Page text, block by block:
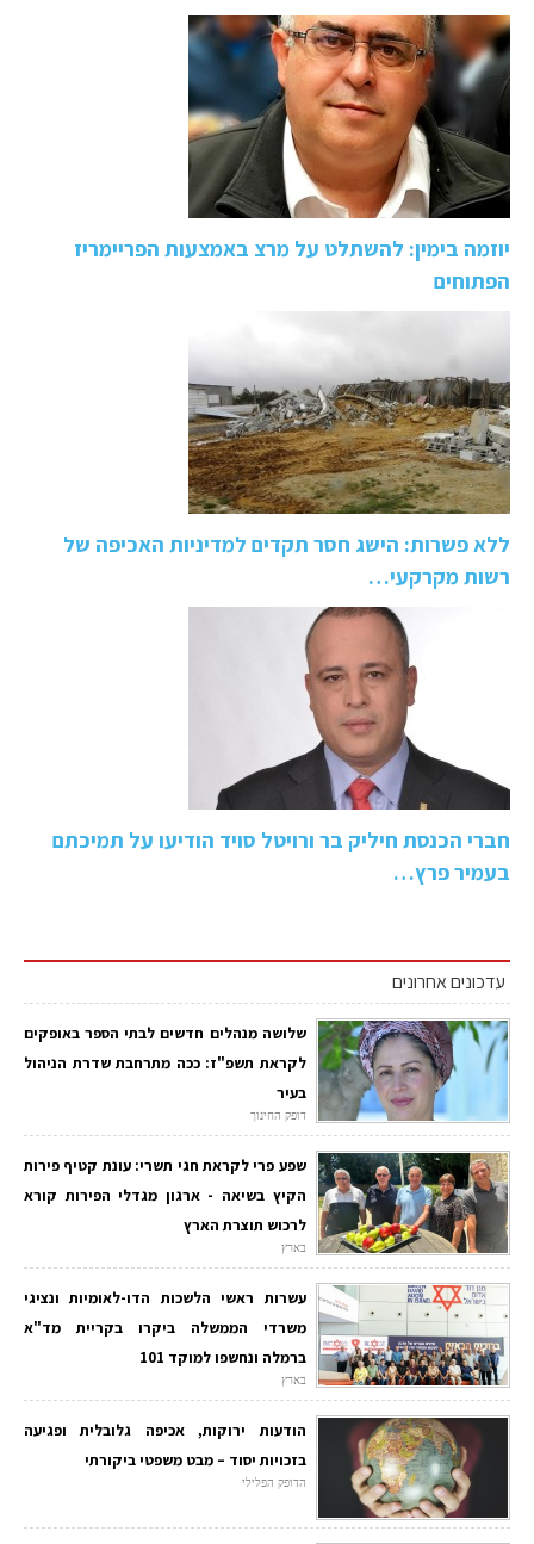
יוזמה בימין: להשתלט על מרצ באמצעות הפריימריז
הפתוחים
ללא פשרות: הישג חסר תקדים למדיניות האכיפה של
רשות מקרקעי…
חברי הכנסת חיליק בר ורויטל סויד הודיעו על תמיכתם
בעמיר פרץ…
עדכונים אחרונים
שלושה מנהלים חדשים לבתי הספר באופקים
לקראת תשפ"ז: ככה מתרחבת שדרת הניהול
בעיר
דופק החינוך
שפע פרי לקראת חגי תשרי: עונת קטיף פירות
הקיץ בשיאה - ארגון מגדלי הפירות קורא
לרכוש תוצרת הארץ
בארץ
עשרות ראשי הלשכות הדו-לאומיות ונציגי
משרדי הממשלה ביקרו בקריית מד"א
ברמלה ונחשפו למוקד 101
בארץ
הודעות ירוקות, אכיפה גלובלית ופגיעה
בזכויות יסוד – מבט משפטי ביקורתי
הדופק הפלילי